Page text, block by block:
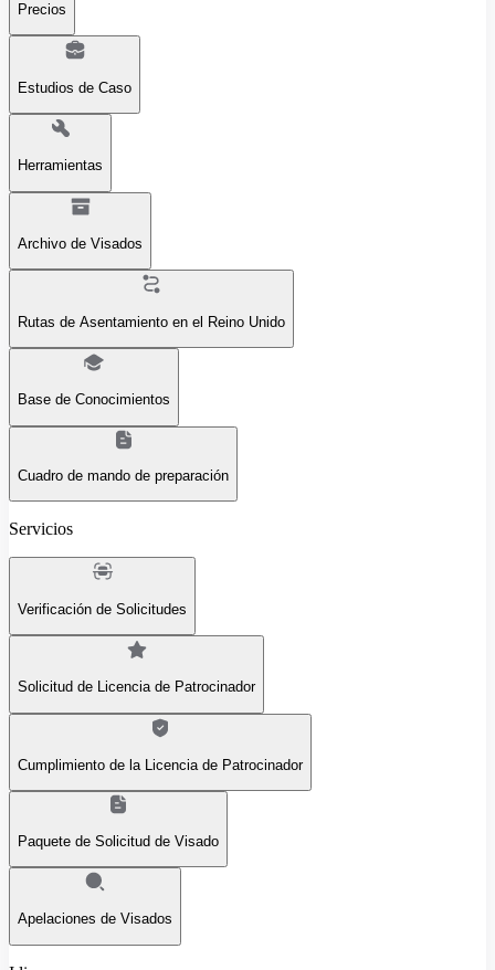
Precios
Estudios de Caso
Herramientas
Archivo de Visados
Rutas de Asentamiento en el Reino Unido
Base de Conocimientos
Cuadro de mando de preparación
Servicios
Verificación de Solicitudes
Solicitud de Licencia de Patrocinador
Cumplimiento de la Licencia de Patrocinador
Paquete de Solicitud de Visado
Apelaciones de Visados